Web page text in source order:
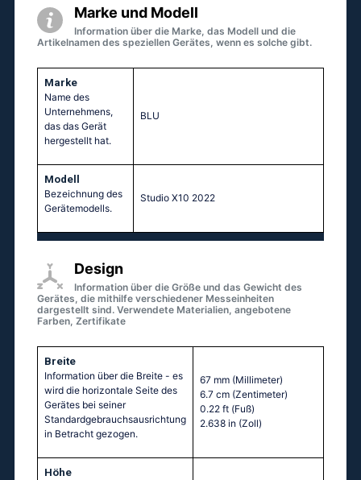
Marke und Modell
Information über die Marke, das Modell und die
Artikelnamen des speziellen Gerätes, wenn es solche gibt.
Marke
Name des
Unternehmens,
das das Gerät
hergestellt hat.
BLU
Modell
Bezeichnung des
Gerätemodells.
Studio X10 2022
Design
Information über die Größe und das Gewicht des
Gerätes, die mithilfe verschiedener Messeinheiten
dargestellt sind. Verwendete Materialien, angebotene
Farben, Zertifikate
Breite
Information über die Breite - es
wird die horizontale Seite des
Gerätes bei seiner
Standardgebrauchsausrichtung
in Betracht gezogen.
67 mm (Millimeter)
6.7 cm (Zentimeter)
0.22 ft (Fuß)
2.638 in (Zoll)
Höhe